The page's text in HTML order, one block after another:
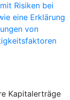
Risiken bei
eine Erklärung
von
Kapitalerträge